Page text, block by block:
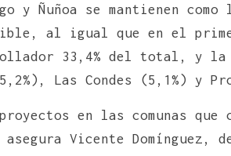
y Ñuñoa se mantienen
al igual que en el
33,4% del total, y la
Las Condes (5,1%) y
en las comunas
asegura Vicente Domínguez,